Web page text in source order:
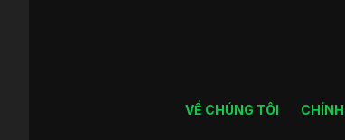
VỀ CHÚNG TÔI